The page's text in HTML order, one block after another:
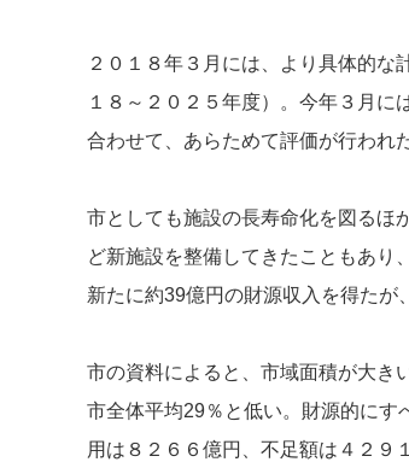
２０１８年３月には、より具体的な
１８～２０２５年度）。今年３月に
合わせて、あらためて評価が行われ
市としても施設の長寿命化を図るほ
ど新施設を整備してきたこともあり
新たに約39億円の財源収入を得たが
市の資料によると、市域面積が大き
市全体平均29％と低い。財源的にす
用は８２６６億円、不足額は４２９